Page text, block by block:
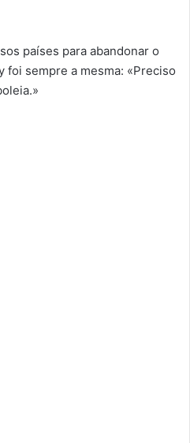
países para abandonar o
foi sempre a mesma: «Preciso